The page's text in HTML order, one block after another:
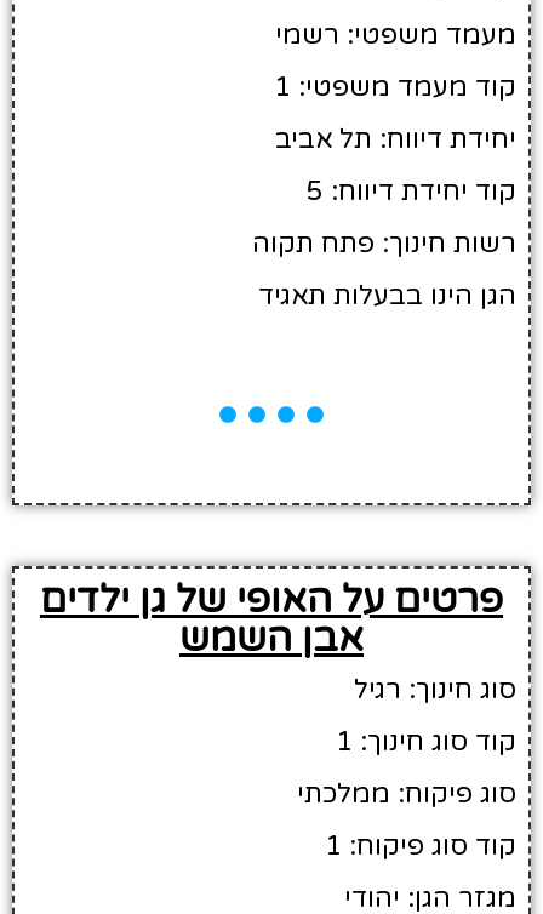
מעמד משפטי: רשמי
קוד מעמד משפטי: 1
יחידת דיווח: תל אביב
קוד יחידת דיווח: 5
רשות חינוך: פתח תקוה
הגן הינו בבעלות תאגיד
פרטים על האופי של גן ילדים
אבן השמש
סוג חינוך: רגיל
קוד סוג חינוך: 1
סוג פיקוח: ממלכתי
קוד סוג פיקוח: 1
מגזר הגן: יהודי